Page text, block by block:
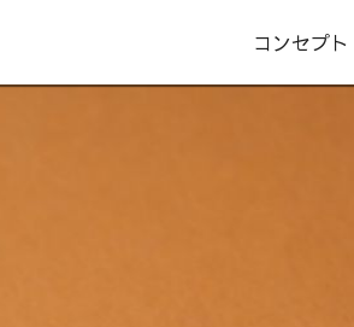
コンセプト